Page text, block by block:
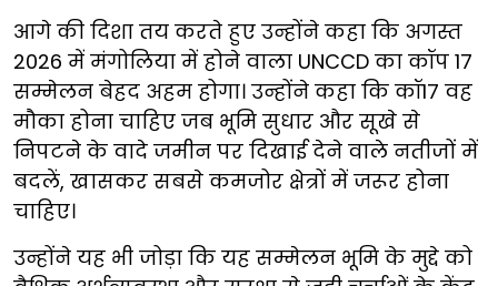
आगे की दिशा तय करते हुए उन्होंने कहा कि अगस्त
2026 में मंगोलिया में होने वाला UNCCD का कॉप 17
सम्मेलन बेहद अहम होगा। उन्होंने कहा कि कॉ17 वह
मौका होना चाहिए जब भूमि सुधार और सूखे से
निपटने के वादे जमीन पर दिखाई देने वाले नतीजों में
बदलें, खासकर सबसे कमजोर क्षेत्रों में जरूर होना
चाहिए।
उन्होंने यह भी जोड़ा कि यह सम्मेलन भूमि के मुद्दे को